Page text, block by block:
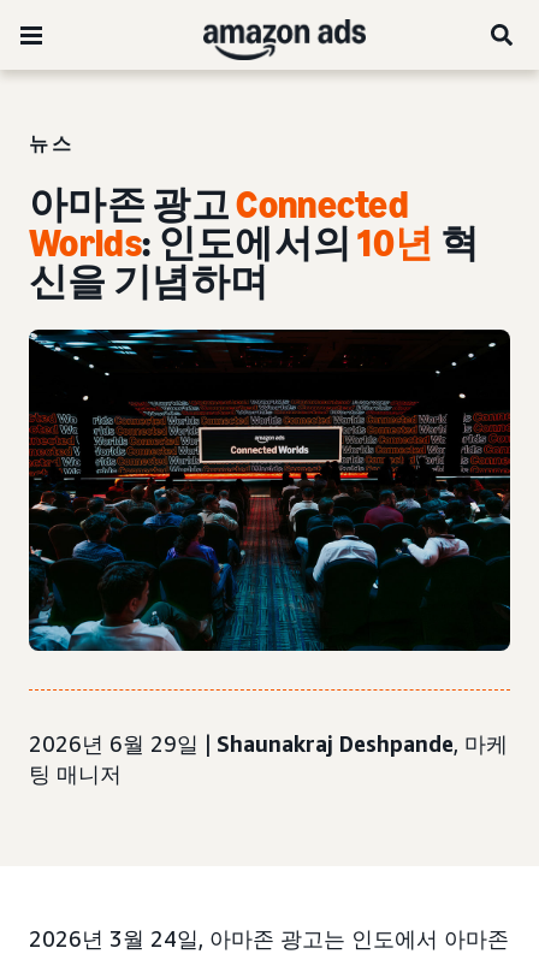
뉴스
아마존 광고Connected
Worlds: 인도에서의10년 혁
신을 기념하며
2026년 6월 29일 | Shaunakraj Deshpande, 마케
팅 매니저
2026년 3월 24일, 아마존 광고는 인도에서 아마존